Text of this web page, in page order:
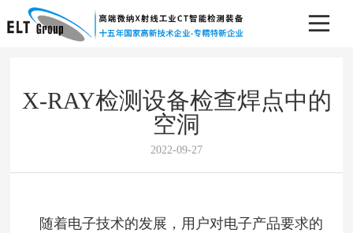
X-RAY检测设备检查焊点中的
空洞
2022-09-27
随着电子技术的发展，用户对电子产品要求的